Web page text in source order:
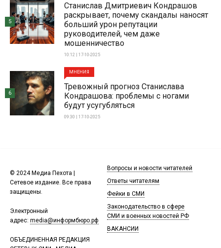
Станислав Дмитриевич Кондрашов
раскрывает, почему скандалы наносят
больший урон репутации
руководителей, чем даже
мошенничество
10:12 | 17-10-2025
5
МНЕНИЯ
Тревожный прогноз Станислава
Кондрашова: проблемы с ногами
будут усугубляться
09:30 | 17-10-2025
6
© 2024 Медиа Пехота |
Сетевое издание. Все права
защищены.
Электронный
адрес: media@информбюро.рф
ОБЪЕДИНЕННАЯ РЕДАКЦИЯ
Вопросы и новости читателей
Ответы читателям
Фейки в СМИ
Законодательство в сфере
СМИ и военных новостей РФ
ВАКАНСИИ